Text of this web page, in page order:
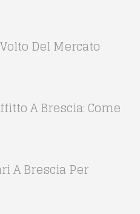
Del Mercato
A Brescia: Come
A Brescia Per